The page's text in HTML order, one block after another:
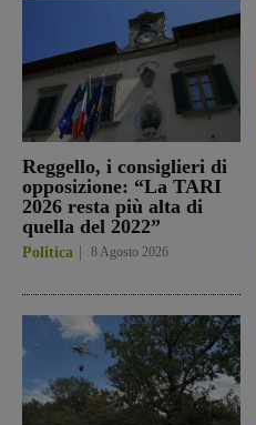
Reggello, i consiglieri di
opposizione: “La TARI
2026 resta più alta di
quella del 2022”
Politica 8 Agosto 2026